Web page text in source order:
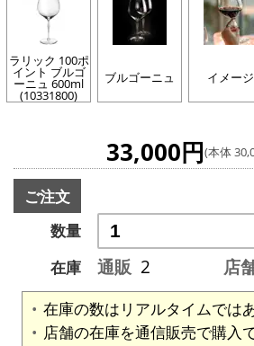
ラリック 100ポ
イント ブルゴ
ーニュ 600ml
(10331800)
ブルゴーニュ イメージ
33,000円(本体
ご注文
数量
在庫
通販 2 店
在庫の数はリアルタイムでは
店舗の在庫を通信販売で購入